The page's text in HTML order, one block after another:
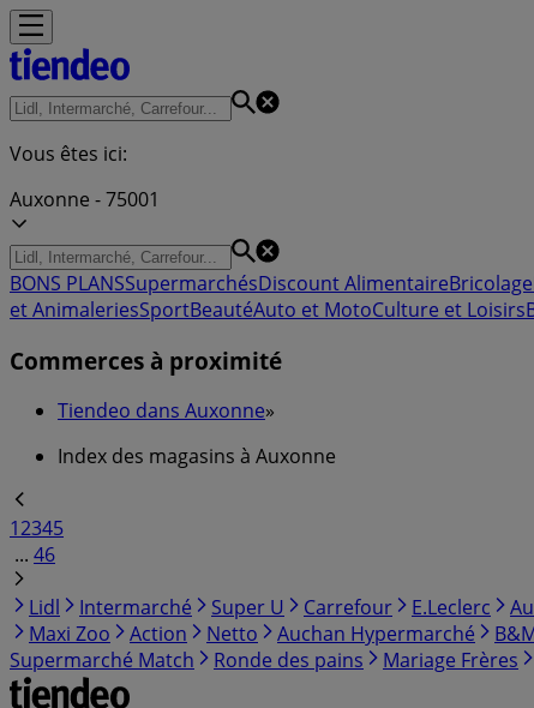
Vous êtes ici:
Auxonne - 75001
BONS PLANSSupermarchésDiscount AlimentaireBricolage
et AnimaleriesSportBeautéAuto et MotoCulture et Loisirs
Commerces à proximité
Tiendeo dans Auxonne»
Index des magasins à Auxonne
12345
... 46
Lidl
Intermarché Super U Carrefour E.Leclerc
Maxi Zoo
Action Netto Auchan Hypermarché
Supermarché Match
Ronde des pains Mariage Frères